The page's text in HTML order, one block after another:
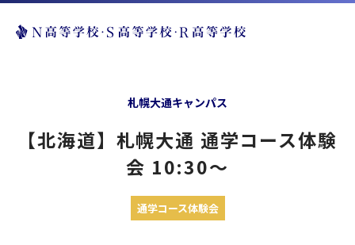
札幌大通キャンパス
【北海道】札幌大通 通学コース体験
会 10:30〜
通学コース体験会